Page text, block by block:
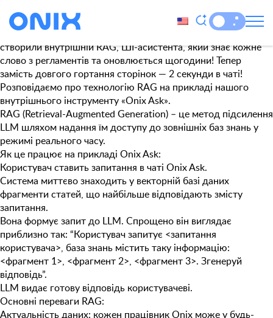
Ви колись витрачали години на пошук конкретного абзацу в
HR Policy, який відповідає на ваше запитання? Наші колеги
створили внутрішній RAG, ШІ-асистента, який знає кожне
слово з регламентів та оновлюється щогодини! Тепер
замість довгого гортання сторінок — 2 секунди в чаті!
Розповідаємо про технологію RAG на прикладі нашого
внутрішнього інструменту «Onix Ask».
RAG (Retrieval-Augmented Generation) – це метод підсилення
LLM шляхом надання їм доступу до зовнішніх баз знань у
режимі реального часу.
Як це працює на прикладі Onix Ask:
Користувач ставить запитання в чаті Onix Ask.
Система миттєво знаходить у векторній базі даних
фрагменти статей, що найбільше відповідають змісту
запитання.
Вона формує запит до LLM. Спрощено він виглядає
приблизно так: “Користувач запитує <запитання
користувача>, база знань містить таку інформацію:
<фрагмент 1>, <фрагмент 2>, <фрагмент 3>. Згенеруй
відповідь”.
LLM видає готову відповідь користувачеві.
Основні переваги RAG:
Актуальність даних: кожен працівник Onix може у будь-